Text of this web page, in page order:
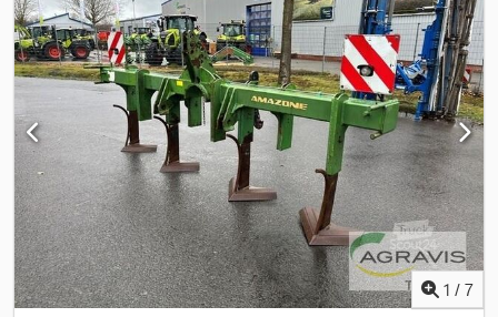
1 / 7